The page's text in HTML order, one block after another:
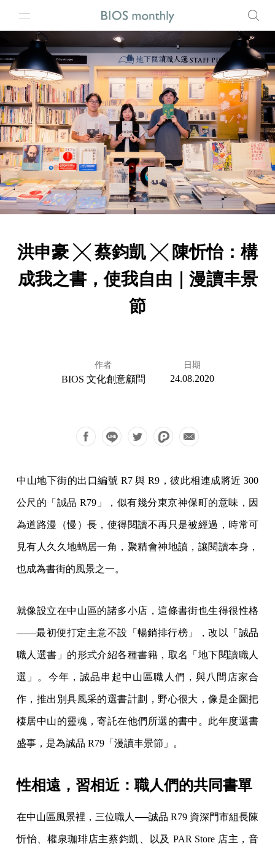
洪申豪 ╳ 蔡鈞凱 ╳ 陳忻怡：構
成我之書，使我自由｜漫讀丰景
節
作者
BIOS 文化創意顧問
日期
24.08.2020
中山地下街的出口編號 R7 與 R9，彼此相連成將近 300
公尺的「誠品 R79」，似有幾分東京神保町的意味，因
為道路漫（慢）長，使得閱讀不再只是被經過，時常可
見有人久久地蝸居一角，聚精會神地讀，讓閱讀本身，
也成為書街的風景之一。
就像設立在中山區的諸多小店，這條書街也生得很性格
——最初便打定主意不設「暢銷排行榜」，改以「誠品
職人選書」的形式介紹各種書籍，取名「地下閱讀職人
選」。今年，誠品串起中山區職人們，與八間店家合
作，推出別具風采的選書計劃，野心很大，像是企圖把
棲居中山的靈魂，寄託在他們所選的書中。此年度選書
盛事，是為誠品 R79「漫讀丰景節」。
性相遠，習相近：職人們的共同書單
在中山區風景裡，三位職人──誠品 R79 資深門市組長陳
忻怡、權泉珈琲店主蔡鈞凱、以及 PAR Store 店主，音